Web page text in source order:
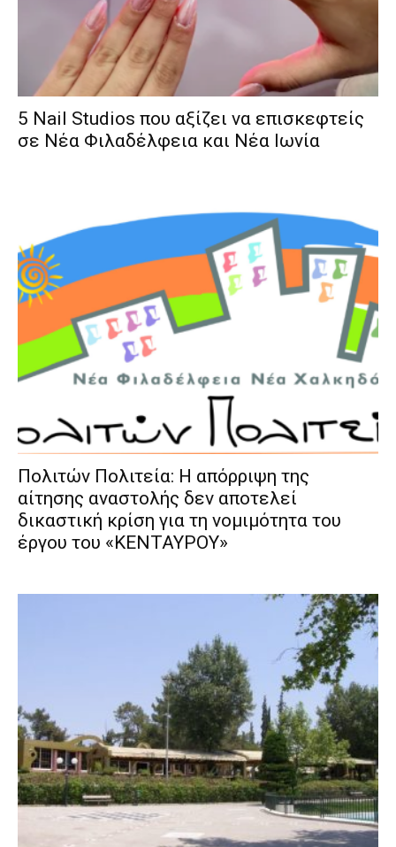
5 Nail Studios που αξίζει να επισκεφτείς
σε Νέα Φιλαδέλφεια και Νέα Ιωνία
Πολιτών Πολιτεία: Η απόρριψη της
αίτησης αναστολής δεν αποτελεί
δικαστική κρίση για τη νομιμότητα του
έργου του «ΚΕΝΤΑΥΡΟΥ»